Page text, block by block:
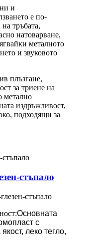
и
е по-
тръбата,
натоварване,
металното
и звуковото
плъзгане,
за триене на
метално
издръжливост,
подходящи за
стъпало
стъпало
:Основната
с
леко тегло,